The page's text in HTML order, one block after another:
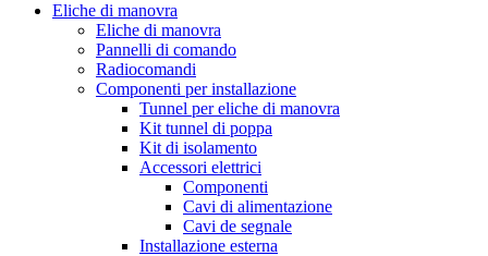
Eliche di manovra
Eliche di manovra
Pannelli di comando
Radiocomandi
Componenti per installazione
Tunnel per eliche di manovra
Kit tunnel di poppa
Kit di isolamento
Accessori elettrici
Componenti
Cavi di alimentazione
Cavi de segnale
Installazione esterna